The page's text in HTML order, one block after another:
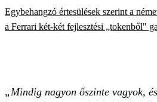
Egybehangzó értesülések szerint a
a Ferrari két-két fejlesztési „tokenből"
„Mindig nagyon őszinte vagyok,